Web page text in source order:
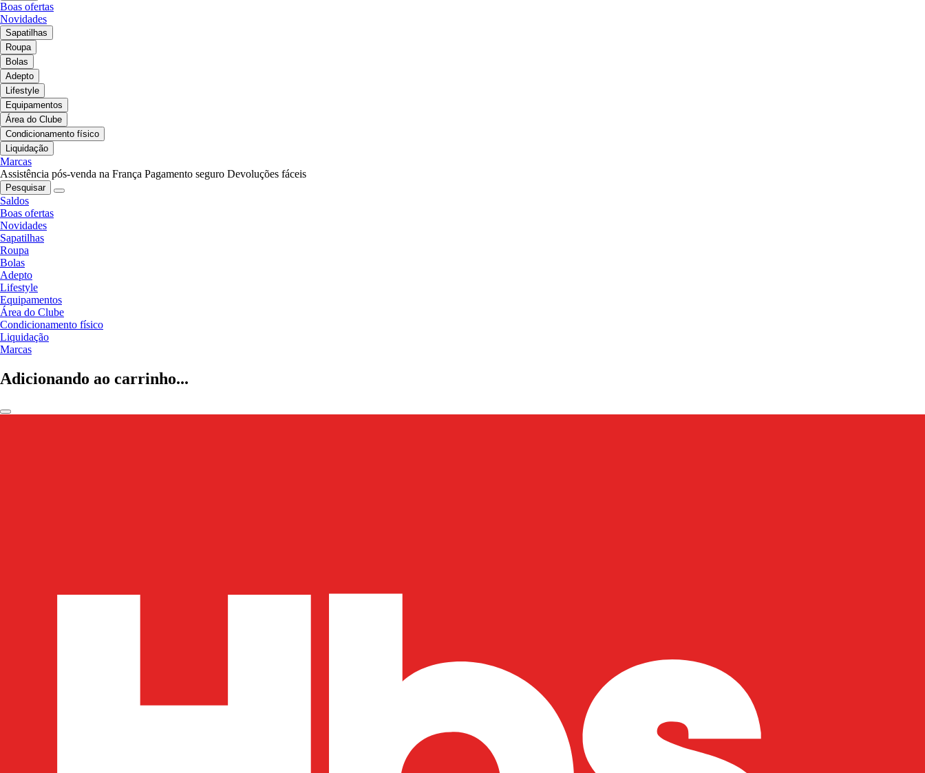
Boas ofertas
Novidades
Sapatilhas
Roupa
Bolas
Adepto
Lifestyle
Equipamentos
Área do Clube
Condicionamento físico
Liquidação
Marcas
Assistência pós-venda na França Pagamento seguro Devoluções fáceis
Pesquisar
Saldos
Boas ofertas
Novidades
Sapatilhas
Roupa
Bolas
Adepto
Lifestyle
Equipamentos
Área do Clube
Condicionamento físico
Liquidação
Marcas
Adicionando ao carrinho...